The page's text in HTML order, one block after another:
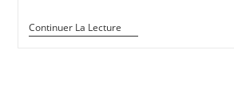
Continuer La LectureLa
Gazette